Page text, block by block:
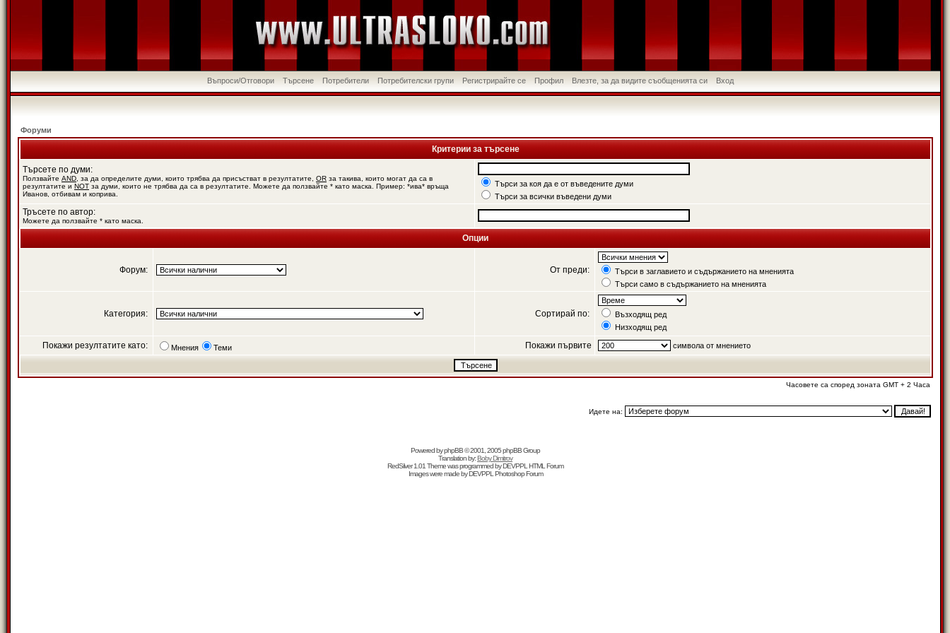
Въпроси/Отговори Търсене Потребители Потребителски групи Регистрирайте се Профил Влезте, за да видите съобщенията си Вход
Форуми
Критерии за търсене
Търсете по думи:
Ползвайте AND , за да определите думи, които трябва да присъстват в резултатите, OR за такива, които могат да са в
резултатите и NOT за думи, които не трябва да са в резултатите. Можете да ползвайте * като маска. Пример: *ива* връща
Иванов, отбивам и коприва.
Търси за коя да е от въведените думи
Търси за всички въведени думи
Тръсете по автор:
Можете да ползвайте * като маска.
Опции
Форум: От преди:
Търси в заглавието и съдържанието на мненията
Търси само в съдържанието на мненията
Категория: Сортирай по:
Възходящ ред
Низходящ ред
Покажи резултатите като: Мнения Теми Покажи първите символа от мнението
Часовете са според зоната GMT + 2 Часа
Идете на:
Powered byphpBB© 2001, 2005 phpBB Group
Translation by:Boby Dimitrov
RedSilver 1.01 Theme was programmed byDEVPPL HTML Forum
Images were made byDEVPPL Photoshop Forum